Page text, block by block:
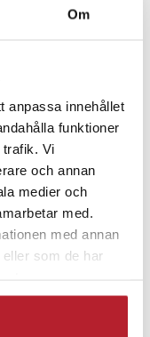
Om
anpassa innehållet
funktioner
Vi
och annan
medier och
med.
med annan
som de har
utan oväntade stopp
på särskild
ansvarsfull
återvinning och
elcyklar– både som
Bafang, Yamaha,